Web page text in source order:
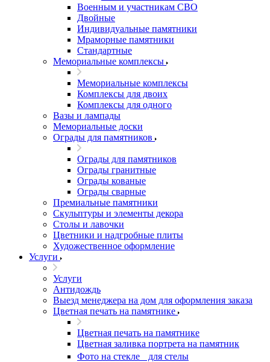
Военным и участникам СВО
Двойные
Индивидуальные памятники
Мраморные памятники
Стандартные
Мемориальные комплексы
Мемориальные комплексы
Комплексы для двоих
Комплексы для одного
Вазы и лампады
Мемориальные доски
Ограды для памятников
Ограды для памятников
Ограды гранитные
Ограды кованые
Ограды сварные
Премиальные памятники
Скульптуры и элементы декора
Столы и лавочки
Цветники и надгробные плиты
Художественное оформление
Услуги
Услуги
Антидождь
Выезд менеджера на дом для оформления заказа
Цветная печать на памятнике
Цветная печать на памятнике
Цветная заливка портрета на памятник
Фото на стекле для стелы